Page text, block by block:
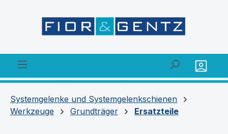
Systemgelenke und Systemgelenkschienen
Werkzeuge
Grundträger Ersatzteile